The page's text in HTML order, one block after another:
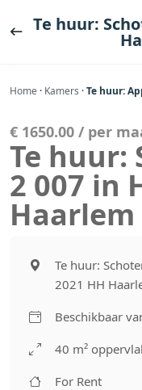
naar Te huur:
Home · Kamers ·Te huur:
€ 1650.00 / per
Te huur:
2 007 in
Haarlem
Te huur:
2021 HH
Beschikbaar
40 m²
For Rent